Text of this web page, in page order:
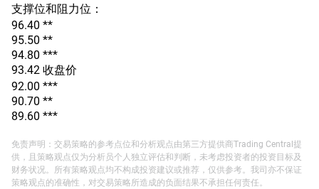
支撑位和阻力位：
96.40 **
95.50 **
94.80 ***
93.42 收盘价
92.00 ***
90.70 **
89.60 ***
免责声明：交易策略的参考点位和分析观点由第三方提供商Trading Central提
供，且策略观点仅为分析员个人独立评估和判断，未考虑投资者的投资目标及
财务状况。所有策略观点均不构成投资建议或推荐，仅供参考。我司亦不保证
策略观点的准确性，对交易策略所造成的负面结果不承担任何责任。